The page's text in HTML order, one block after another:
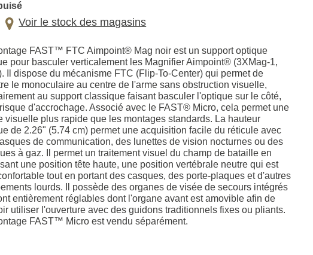
Voir le stock des magasins
FAST™ FTC Aimpoint® Mag noir est un support optique
pour basculer verticalement les Magnifier Aimpoint® (3XMag-1,
Il dispose du mécanisme FTC (Flip-To-Center) qui permet de
le monoculaire au centre de l'arme sans obstruction visuelle,
au support classique faisant basculer l'optique sur le côté,
d'accrochage. Associé avec le FAST® Micro, cela permet une
visuelle plus rapide que les montages standards. La hauteur
de 2.26" (5.74 cm) permet une acquisition facile du réticule avec
de communication, des lunettes de vision nocturnes ou des
à gaz. Il permet un traitement visuel du champ de bataille en
une position tête haute, une position vertébrale neutre qui est
tout en portant des casques, des porte-plaques et d'autres
lourds. Il possède des organes de visée de secours intégrés
entièrement réglables dont l'organe avant est amovible afin de
utiliser l'ouverture avec des guidons traditionnels fixes ou pliants.
FAST™ Micro est vendu séparément.